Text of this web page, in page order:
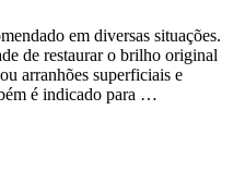
em diversas situações.
de restaurar o brilho original
arranhões superficiais e
é indicado para …